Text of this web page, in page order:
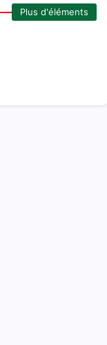
Plus d'éléments